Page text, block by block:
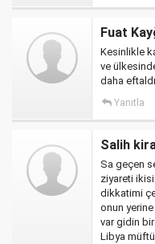
Fuat
Kesinlikle
ve
daha
Yanıtla
Salih
Sa geçen
ziyareti
dikkatimi
onun
var gidin
Libya